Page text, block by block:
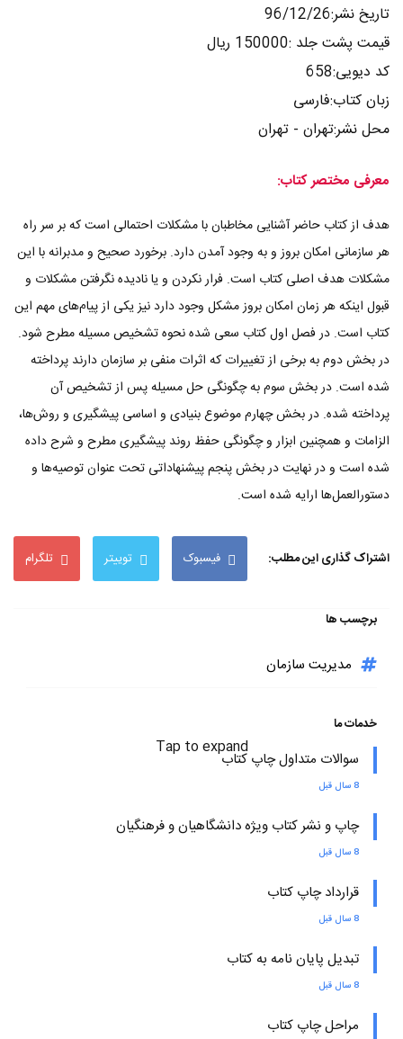
Tap to expand
تاریخ نشر:96/12/26
قیمت پشت جلد :150000 ریال
کد دیویی:658
زبان کتاب:فارسی
محل نشر:تهران - تهران
معرفی مختصر کتاب:
هدف از کتاب حاضر آشنایی مخاطبان با مشکلات احتمالی است که بر سر راه
هر سازمانی امکان بروز و به وجود آمدن دارد. برخورد صحیح و مدبرانه با این
مشکلات هدف اصلی کتاب است. فرار نکردن و یا نادیده نگرفتن مشکلات و
قبول اینکه هر زمان امکان بروز مشکل وجود دارد نیز یکی از پیام‌های مهم این
کتاب است. در فصل اول کتاب سعی شده نحوه تشخیص مسیله مطرح شود.
در بخش دوم به برخی از تغییرات که اثرات منفی بر سازمان دارند پرداخته
شده است. در بخش سوم به چگونگی حل مسیله پس از تشخیص آن
پرداخته شده. در بخش چهارم موضوع بنیادی و اساسی پیشگیری و روش‌ها،
الزامات و همچنین ابزار و چگونگی حفظ روند پیشگیری مطرح و شرح داده
شده است و در نهایت در بخش پنجم پیشنهاداتی تحت عنوان توصیه‌ها و
دستورالعمل‌ها ارایه شده است.
اشتراک گذاری این مطلب: فیسبوک توییتر تلگرام
برچسب ها
مدیریت سازمان
خدمات ما
سوالات متداول چاپ کتاب
8 سال قبل
چاپ و نشر کتاب ویژه دانشگاهیان و فرهنگیان
8 سال قبل
قرارداد چاپ کتاب
8 سال قبل
تبدیل پایان نامه به کتاب
8 سال قبل
مراحل چاپ کتاب